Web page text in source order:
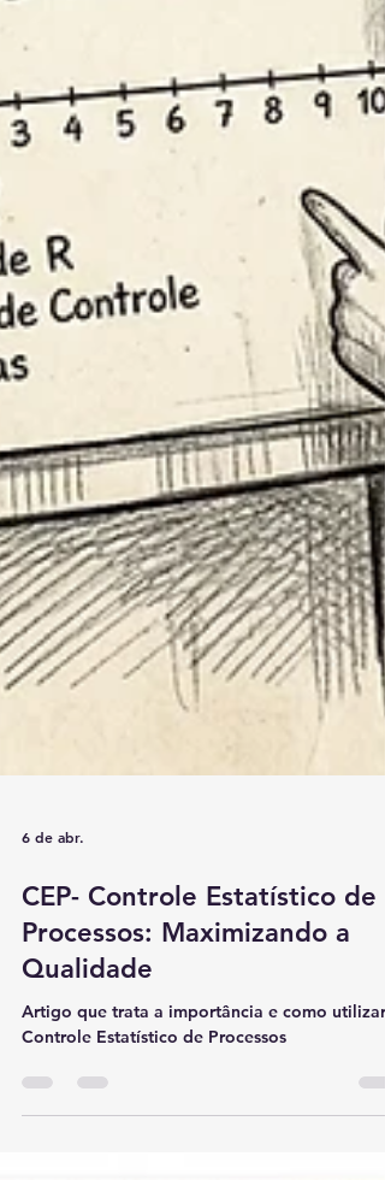
6 de abr.
CEP- Controle Estatístico de
Processos: Maximizando a
Qualidade
Controle Estatístico de Processos